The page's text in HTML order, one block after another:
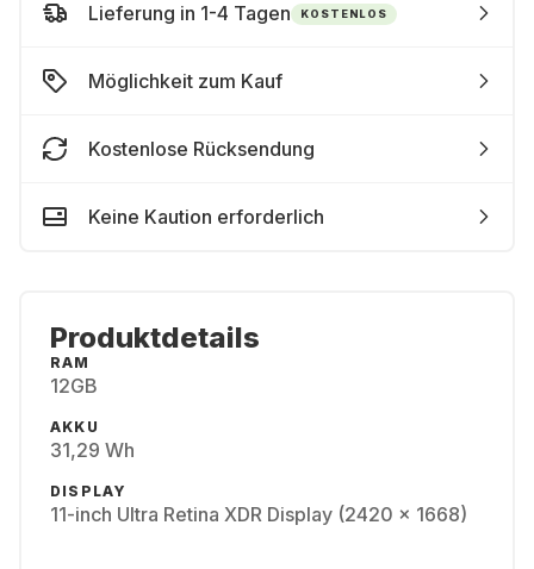
Lieferung in 1-4 Tagen KOSTENLOS
Möglichkeit zum Kauf
Kostenlose Rücksendung
Keine Kaution erforderlich
Produktdetails
RAM
12GB
AKKU
31,29 Wh
DISPLAY
11-inch Ultra Retina XDR Display (2420 x 1668)